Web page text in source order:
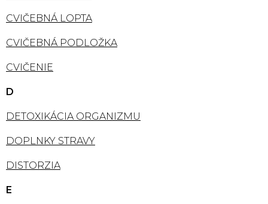
CVIČEBNÁ LOPTA
CVIČEBNÁ PODLOŽKA
CVIČENIE
D
DETOXIKÁCIA ORGANIZMU
DOPLNKY STRAVY
DISTORZIA
E